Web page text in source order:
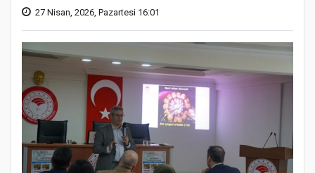
27 Nisan, 2026, Pazartesi 16:01